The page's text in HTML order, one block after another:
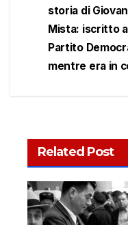
storia di
Mista: iscritto al
Partito
mentre era in
Related Post